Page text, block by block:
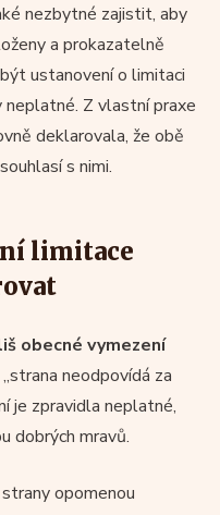
nezbytné zajistit, aby
a prokazatelně
ustanovení o limitaci
Z vlastní praxe
deklarovala, že obě
s nimi.
limitace
obecné vymezení
neodpovídá za
je zpravidla neplatné,
dobrých mravů.
opomenou